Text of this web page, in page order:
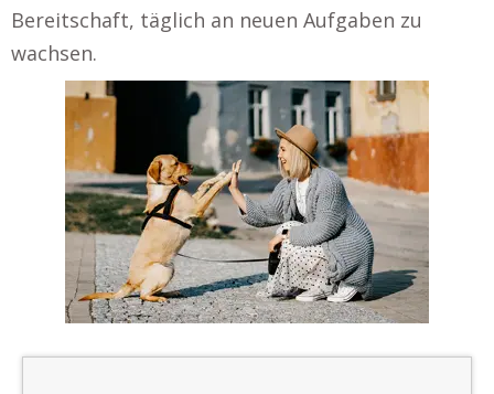
Bereitschaft, täglich an neuen Aufgaben zu
wachsen.